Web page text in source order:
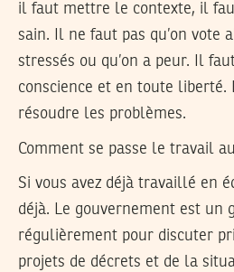
il faut mettre le contexte, il
sain. Il ne faut pas qu’on vote
stressés ou qu’on a peur. Il
conscience et en toute liberté.
résoudre les problèmes.
Comment se passe le travail
Si vous avez déjà travaillé en
déjà. Le gouvernement est un
régulièrement pour discuter
projets de décrets et de la